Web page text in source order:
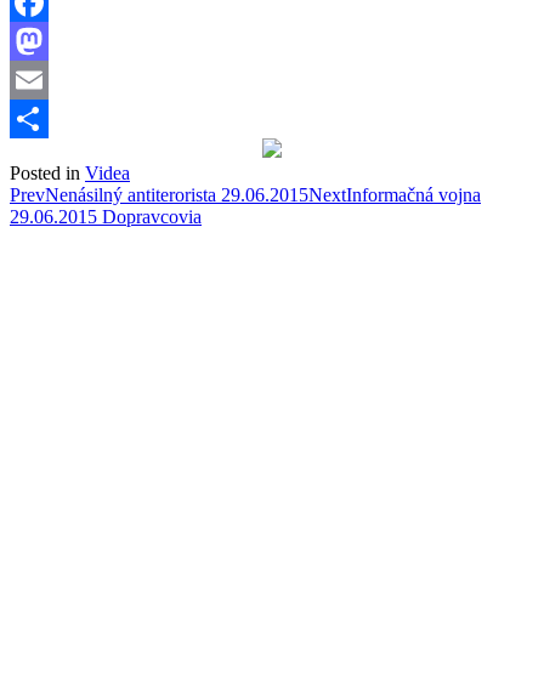
Facebook
Mastodon
Email
Posted in Videa
Post
navigation
PrevNenásilný antiterorista 29.06.2015NextInformačná vojna
29.06.2015 Dopravcovia